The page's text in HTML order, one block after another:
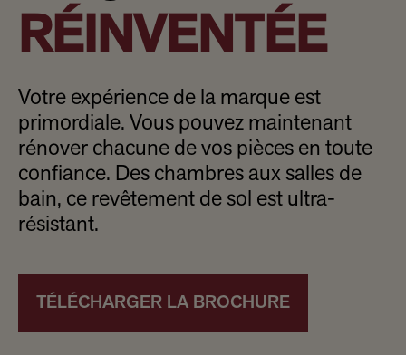
RÉINVENTÉE
Votre expérience de la marque est
primordiale. Vous pouvez maintenant
rénover chacune de vos pièces en toute
confiance. Des chambres aux salles de
bain, ce revêtement de sol est ultra-
résistant.
TÉLÉCHARGER LA BROCHURE